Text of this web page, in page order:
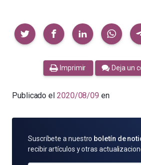
Compartir
Imprimir Deja un
Publicado el 2020/08/09 en
SUSCRÍBETE
POR
Suscríbete a nuestro boletín de
recibir artículos y otras